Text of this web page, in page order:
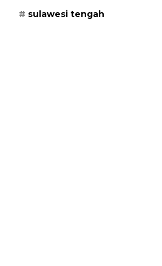
sulawesi tengah